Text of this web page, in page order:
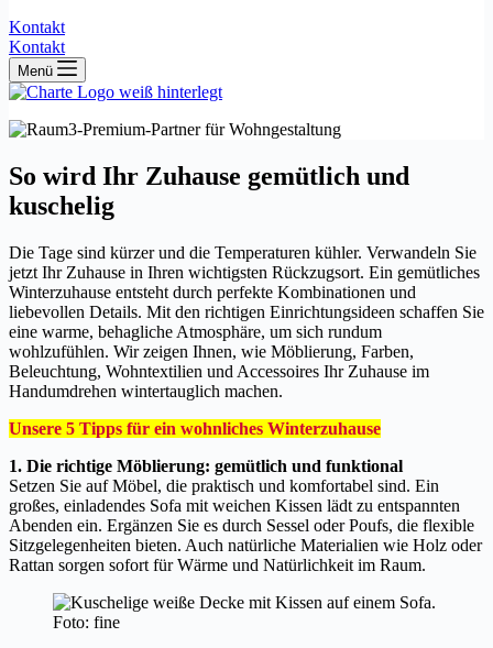
Kontakt
Kontakt
Menü
So wird Ihr Zuhause gemütlich und
kuschelig
Die Tage sind kürzer und die Temperaturen kühler. Verwandeln Sie
jetzt Ihr Zuhause in Ihren wichtigsten Rückzugsort. Ein gemütliches
Winterzuhause entsteht durch perfekte Kombinationen und
liebevollen Details. Mit den richtigen Einrichtungsideen schaffen Sie
eine warme, behagliche Atmosphäre, um sich rundum
wohlzufühlen. Wir zeigen Ihnen, wie Möblierung, Farben,
Beleuchtung, Wohntextilien und Accessoires Ihr Zuhause im
Handumdrehen wintertauglich machen.
Unsere 5 Tipps für ein wohnliches Winterzuhause
1. Die richtige Möblierung: gemütlich und funktional
Setzen Sie auf Möbel, die praktisch und komfortabel sind. Ein
großes, einladendes Sofa mit weichen Kissen lädt zu entspannten
Abenden ein. Ergänzen Sie es durch Sessel oder Poufs, die flexible
Sitzgelegenheiten bieten. Auch natürliche Materialien wie Holz oder
Rattan sorgen sofort für Wärme und Natürlichkeit im Raum.
Foto: fine